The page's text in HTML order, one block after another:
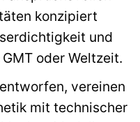
konzipiert
und
oder Weltzeit.
vereinen
mit technischer